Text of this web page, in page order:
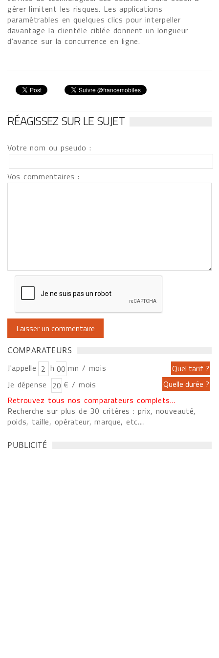
gérer limitent les risques. Les applications
paramétrables en quelques clics pour interpeller
davantage la clientèle ciblée donnent un longueur
d’avance sur la concurrence en ligne.
RÉAGISSEZ SUR LE SUJET
Votre nom ou pseudo :
Vos commentaires :
COMPARATEURS
J'appelle h
mn / mois
Je dépense
€ / mois
Retrouvez tous nos comparateurs complets...
Recherche sur plus de 30 critères : prix, nouveauté,
poids, taille, opérateur, marque, etc....
PUBLICITÉ